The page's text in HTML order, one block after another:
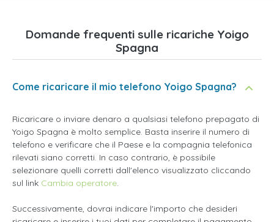
Domande frequenti sulle ricariche Yoigo
Spagna
Come ricaricare il mio telefono Yoigo Spagna?
Ricaricare o inviare denaro a qualsiasi telefono prepagato di
Yoigo Spagna è molto semplice. Basta inserire il numero di
telefono e verificare che il Paese e la compagnia telefonica
rilevati siano corretti. In caso contrario, è possibile
selezionare quelli corretti dall'elenco visualizzato cliccando
sul link Cambia operatore.
Successivamente, dovrai indicare l'importo che desideri